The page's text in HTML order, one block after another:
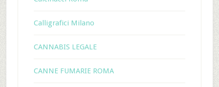
Calligrafici Milano
CANNABIS LEGALE
CANNE FUMARIE ROMA